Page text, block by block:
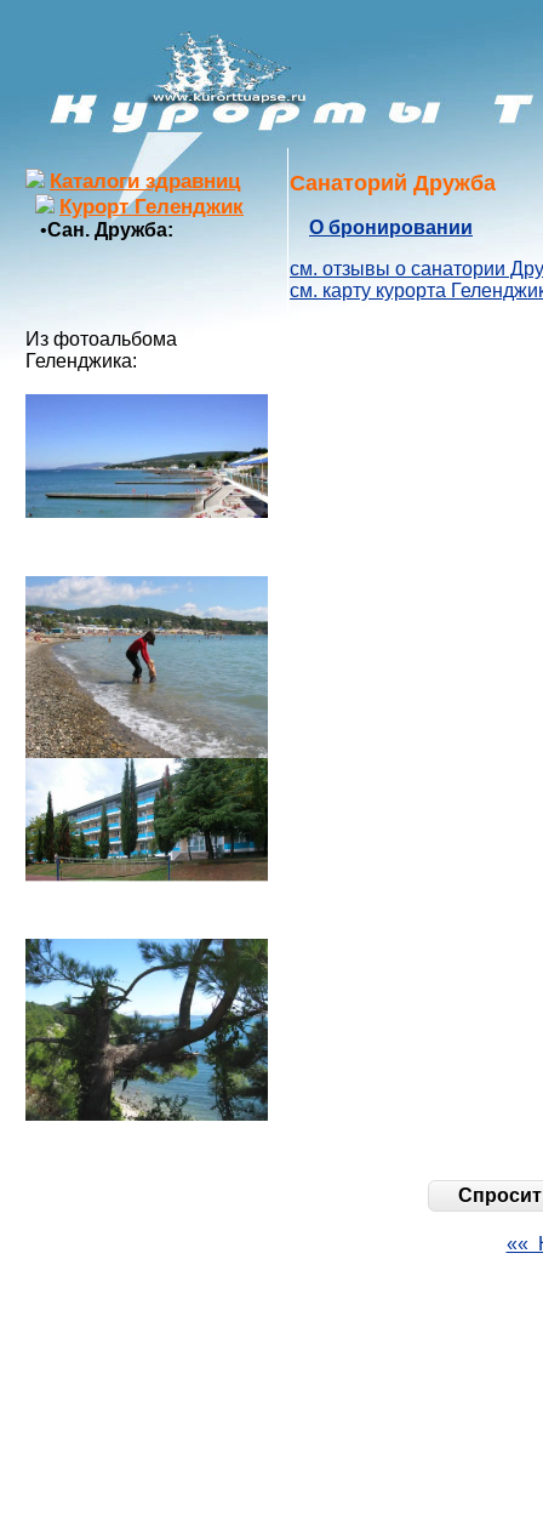
Каталоги здравниц
Курорт Геленджик
•Сан. Дружба:
Из фотоальбома
Геленджика:
Санаторий Дружба
О бронировании
см. отзывы о cанатории
см. карту курорта
««